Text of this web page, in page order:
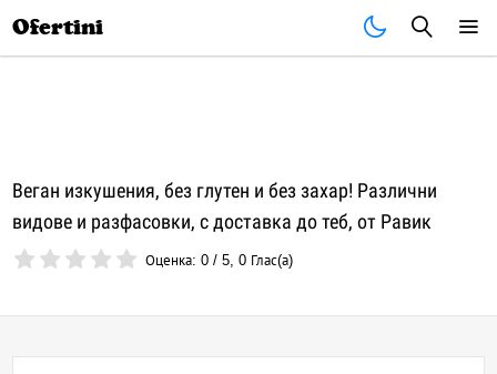
Ofertini
Веган изкушения, без глутен и без захар! Различни
видове и разфасовки, с доставка до теб, от Равик
Оценка:0 /5,0 Глас(а)